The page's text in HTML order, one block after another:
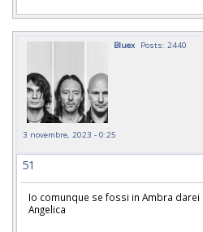
Bluex Posts: 2440
3 novembre, 2023 - 0:25
51
Io comunque se fossi in Ambra
Angelica